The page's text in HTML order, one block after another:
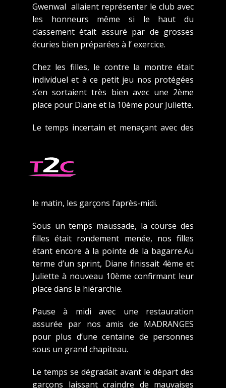
Gwenwal allaient représenter le club avec
les honneurs même si le haut du
classement était assuré par de grosses
écuries bien préparées à l’ exercice.
Chez les filles, le contre la montre était
individuel et à ce petit jeu nos protégées
s’en sortaient très bien avec une 2ème
place pour Diane et la 10ème pour Juliette.
Le temps incertain et menaçant avec des
installations qu’il fallut remettre en place
le lendemain pour la suite des épreuves:
le matin, les garçons l’après-midi.
Sous un temps maussade, la course des
filles était rondement menée, nos filles
étant encore à la pointe de la bagarre.Au
terme d’un sprint, Diane finissait 4ème et
Juliette à nouveau 10ème confirmant leur
place dans la hiérarchie.
Pause à midi avec une restauration
assurée par nos amis de MADRANGES
pour plus d’une centaine de personnes
sous un grand chapiteau.
Le temps se dégradait avant le départ des
garçons laissant craindre de mauvaises